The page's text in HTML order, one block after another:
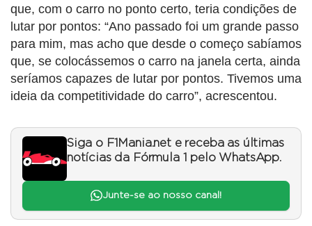
que, com o carro no ponto certo, teria condições de
lutar por pontos: “Ano passado foi um grande passo
para mim, mas acho que desde o começo sabíamos
que, se colocássemos o carro na janela certa, ainda
seríamos capazes de lutar por pontos. Tivemos uma
ideia da competitividade do carro”, acrescentou.
Siga o F1Mania.net e receba as últimas
notícias da Fórmula 1 pelo WhatsApp.
Junte-se ao nosso canal!